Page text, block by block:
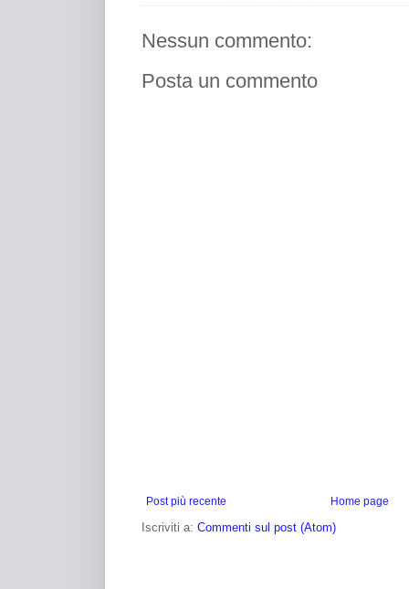
Nessun commento:
Posta un commento
Post più recente Home page
Iscriviti a: Commenti sul post (Atom)